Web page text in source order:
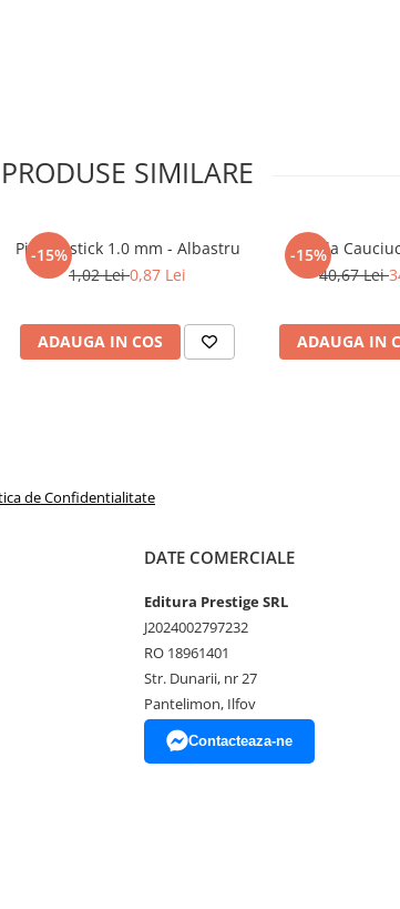
PRODUSE SIMILARE
-15%
Pix Flexstick 1.0 mm - Albastru
1,02 Lei0,87 Lei
ADAUGA IN COS
-15%
Banda
40,67 Lei
ADAUGA IN
de Confidentialitate
DATE COMERCIALE
Editura Prestige SRL
J2024002797232
RO 18961401
Str. Dunarii, nr 27
Pantelimon, Ilfov
Contacteaza-ne